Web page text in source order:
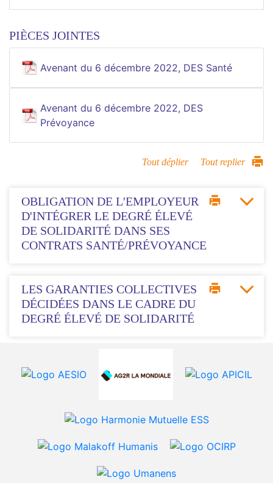
PIÈCES JOINTES
Avenant du 6 décembre 2022, DES Santé
Avenant du 6 décembre 2022, DES
Prévoyance
Tout déplier Tout replier
OBLIGATION DE L'EMPLOYEUR
D'INTÉGRER LE DEGRÉ ÉLEVÉ
DE SOLIDARITÉ DANS SES
CONTRATS SANTÉ/PRÉVOYANCE
LES GARANTIES COLLECTIVES
DÉCIDÉES DANS LE CADRE DU
DEGRÉ ÉLEVÉ DE SOLIDARITÉ